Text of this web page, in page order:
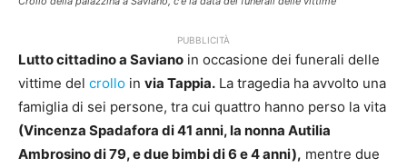
PUBBLICITÀ
Lutto cittadino a Saviano in occasione dei funerali delle
vittime del crollo in via Tappia. La tragedia ha avvolto una
famiglia di sei persone, tra cui quattro hanno perso la vita
(Vincenza Spadafora di 41 anni, la nonna Autilia
Ambrosino di 79, e due bimbi di 6 e 4 anni), mentre due